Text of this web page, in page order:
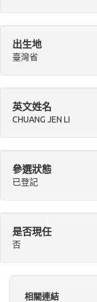
出生地
臺灣省
英文姓名
CHUANG JEN LI
參選狀態
已登記
是否現任
否
相關連結